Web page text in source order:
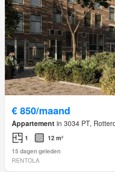
€ 850/maand
Appartement in 3034 PT,
1
12 m²
15 dagen geleden
RENTOLA